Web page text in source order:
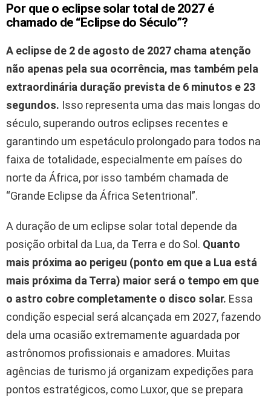
Por que o eclipse solar total de 2027 é
chamado de “Eclipse do Século”?
A eclipse de 2 de agosto de 2027 chama atenção
não apenas pela sua ocorrência, mas também pela
extraordinária duração prevista de 6 minutos e 23
segundos. Isso representa uma das mais longas do
século, superando outros eclipses recentes e
garantindo um espetáculo prolongado para todos na
faixa de totalidade, especialmente em países do
norte da África, por isso também chamada de
“Grande Eclipse da África Setentrional”.
A duração de um eclipse solar total depende da
posição orbital da Lua, da Terra e do Sol. Quanto
mais próxima ao perigeu (ponto em que a Lua está
mais próxima da Terra) maior será o tempo em que
o astro cobre completamente o disco solar. Essa
condição especial será alcançada em 2027, fazendo
dela uma ocasião extremamente aguardada por
astrônomos profissionais e amadores. Muitas
agências de turismo já organizam expedições para
pontos estratégicos, como Luxor, que se prepara